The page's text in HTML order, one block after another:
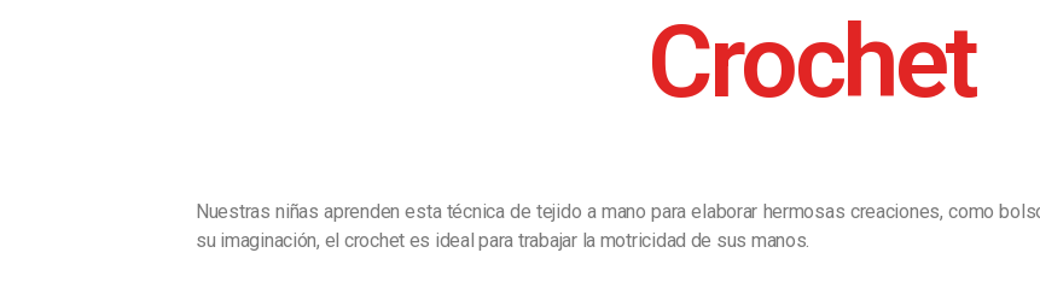
Crochet
Nuestras niñas aprenden esta técnica de tejido a mano para elaborar hermosas creaciones, como
su imaginación, el crochet es ideal para trabajar la motricidad de sus manos.